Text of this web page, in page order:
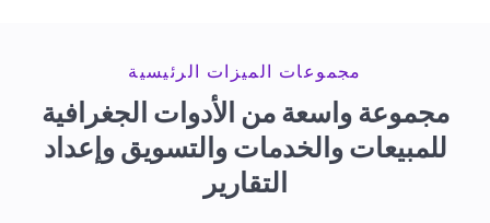
مجموعات الميزات الرئيسية
مجموعة واسعة من الأدوات الجغرافية
للمبيعات والخدمات والتسويق وإعداد
التقارير